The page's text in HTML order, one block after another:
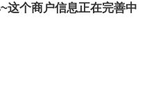
这个商户信息正在完善中